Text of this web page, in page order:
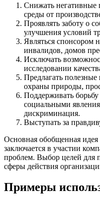
Снижать негативные
среды от
Проявлять заботу о
улучшения условий
Являться спонсором
инвалидов, домов
Исключать
исследовании
Предлагать полезные
охраны природы,
Поддерживать
социальными
дискриминация.
Выступать за
Основная обобщенная идея
заключается в участии
проблем. Выбор целей для
сферы действия
Примеры